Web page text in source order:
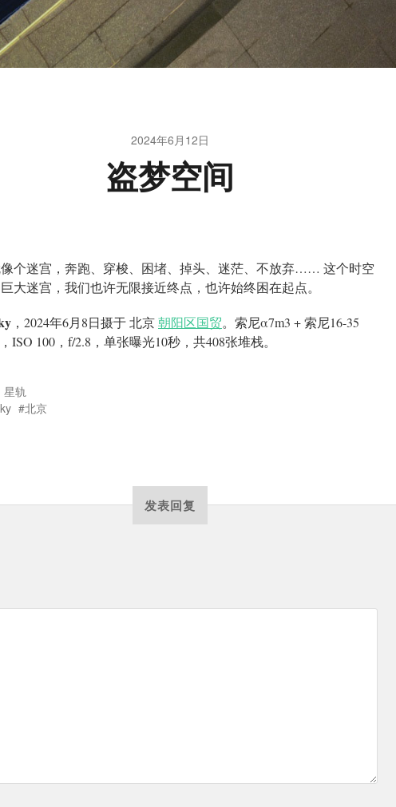
2024年6月12日
盗梦空间
像个迷宫，奔跑、穿梭、困堵、掉头、迷茫、不放弃…… 这个时空
大迷宫，我们也许无限接近终点，也许始终困在起点。
，2024年6月8日摄于 北京朝阳区国贸。索尼α7m3 + 索尼16-35
ISO 100，f/2.8，单张曝光10秒，共408张堆栈。
星轨
北京
发表回复